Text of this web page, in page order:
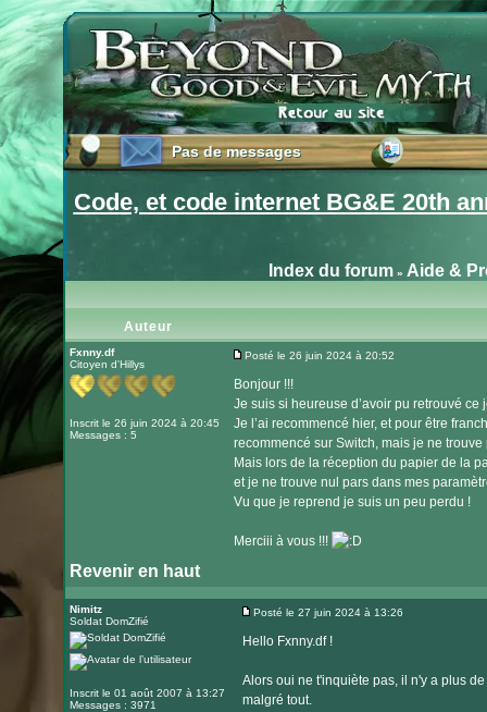
Pas de messages
Pas de messages
Code, et code internet BG&E 20th
Index du forum» Aide &
Auteur
Fxnny.df
Citoyen d'Hillys
Inscrit le 26 juin 2024 à 20:45
Messages : 5
Posté le 26 juin 2024 à 20:52
Bonjour !!!
Je suis si heureuse d’avoir pu retrouvé ce
Je l’ai recommencé hier, et pour être
recommencé sur Switch, mais je ne
Mais lors de la réception du papier de la
et je ne trouve nul pars dans mes
Vu que je reprend je suis un peu perdu !
Merciii à vous !!!
Revenir en haut
Nimitz
Soldat DomZifié
Inscrit le 01 août 2007 à 13:27
Messages : 3971
Posté le 27 juin 2024 à 13:26
Hello Fxnny.df !
Alors oui ne t'inquiète pas, il n'y a plus
malgré tout.